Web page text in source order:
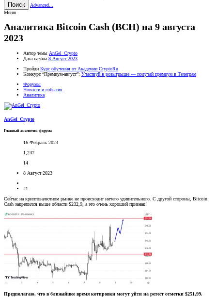
Поиск
Advanced...
Меню
Аналитика Bitcoin Cash (BCH) на 9 августа
2023
Автор темы AnGel_Crypto
Дата начала 8 Август 2023
Пройди Курс обучения от Академии CryptoRu
Конкурс “Премиум-август”: Участвуй в розыгрыше — получай премиум в Телеграм
Форумы
Новости и события
Аналитика
AnGel_Crypto
Главный аналитик форума
16 Февраль 2023
1,247
14
8 Август 2023
#1
Сейчас на криптовалютном рынке не происходит ничего удивительного. С другой стороны, Bitcoin
Cash закрепился выше области $232,9, а это очень хороший признак!
Предполагаю, что в ближайшее время котировки могут уйти на ретест отметки $251,99.